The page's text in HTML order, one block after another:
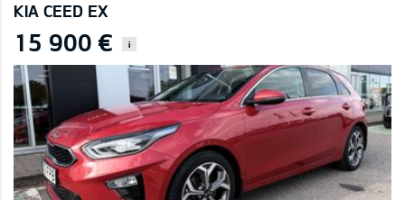
KIA CEED EX
15 900 € i